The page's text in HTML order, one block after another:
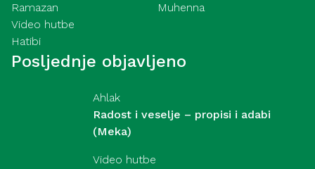
Ramazan
Video hutbe
Hatibi
Muhenna
Posljednje objavljeno
Ahlak
Radost i veselje – propisi i adabi
(Meka)
Video hutbe